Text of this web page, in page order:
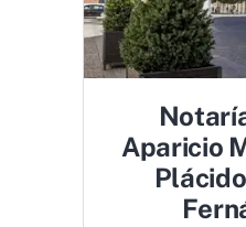
Aparicio